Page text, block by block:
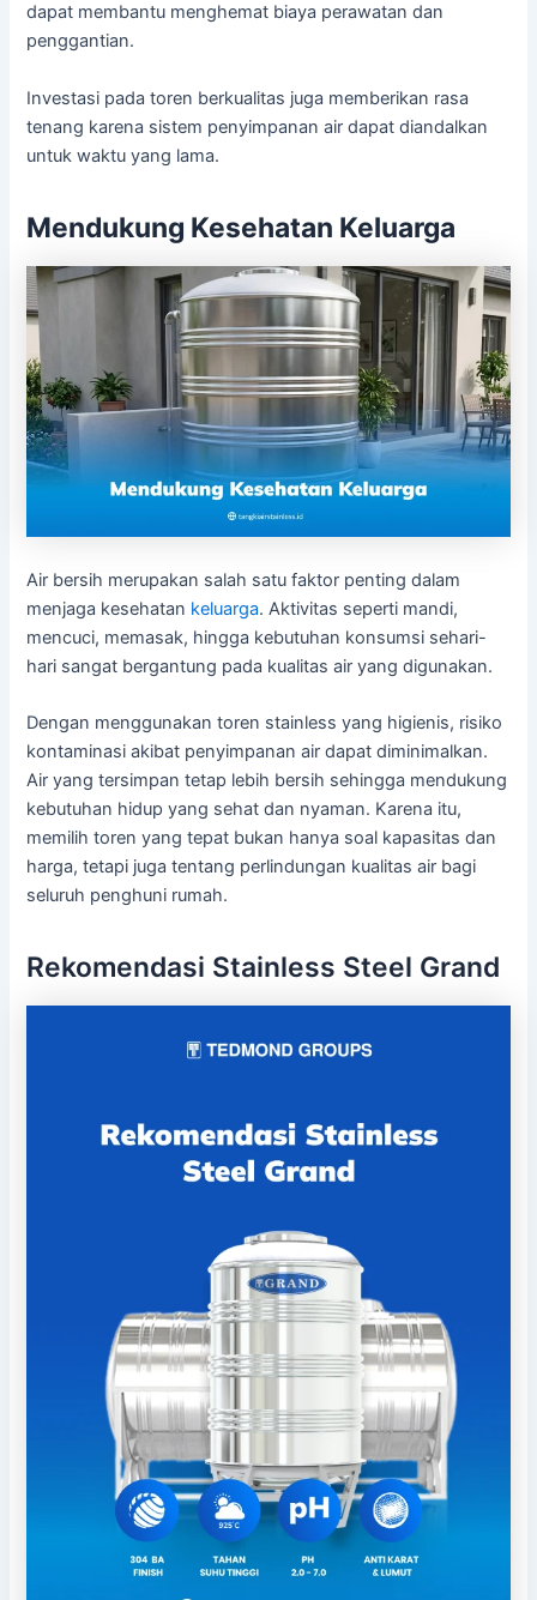
dapat membantu menghemat biaya perawatan dan
penggantian.
Investasi pada toren berkualitas juga memberikan rasa
tenang karena sistem penyimpanan air dapat diandalkan
untuk waktu yang lama.
Mendukung Kesehatan Keluarga
Air bersih merupakan salah satu faktor penting dalam
menjaga kesehatan keluarga. Aktivitas seperti mandi,
mencuci, memasak, hingga kebutuhan konsumsi sehari-
hari sangat bergantung pada kualitas air yang digunakan.
Dengan menggunakan toren stainless yang higienis, risiko
kontaminasi akibat penyimpanan air dapat diminimalkan.
Air yang tersimpan tetap lebih bersih sehingga mendukung
kebutuhan hidup yang sehat dan nyaman. Karena itu,
memilih toren yang tepat bukan hanya soal kapasitas dan
harga, tetapi juga tentang perlindungan kualitas air bagi
seluruh penghuni rumah.
Rekomendasi Stainless Steel Grand